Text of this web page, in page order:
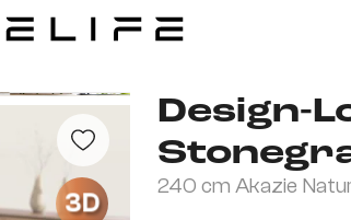
Design-
240 cm Akazie
3D